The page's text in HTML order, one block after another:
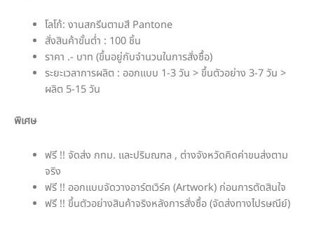
โลโก้: งานสกรีนตามสี Pantone
สั่งสินค้าขั้นต่ำ : 100 ชิ้น
ราคา .- บาท (ขึ้นอยู่กับจำนวนในการสั่งซื้อ)
ระยะเวลาการผลิต : ออกแบบ 1-3 วัน > ขึ้นตัวอย่าง 3-7 วัน >
ผลิต 5-15 วัน
พิเศษ
ฟรี !! จัดส่ง กทม. และปริมณฑล , ต่างจังหวัดคิดค่าขนส่งตาม
จริง
ฟรี !! ออกแบบจัดวางอาร์ตเวิร์ค (Artwork) ก่อนการตัดสินใจ
ฟรี !! ขึ้นตัวอย่างสินค้าจริงหลังการสั่งซื้อ (จัดส่งทางไปรษณีย์)